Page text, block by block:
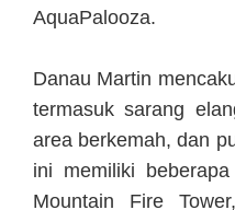
AquaPalooza.
Danau Martin
termasuk sarang
area berkemah, dan
ini memiliki
Mountain Fire